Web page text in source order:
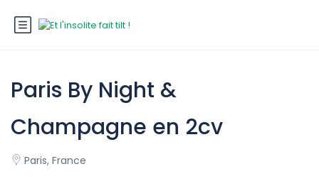
Paris By Night &
Champagne en 2cv
Paris, France